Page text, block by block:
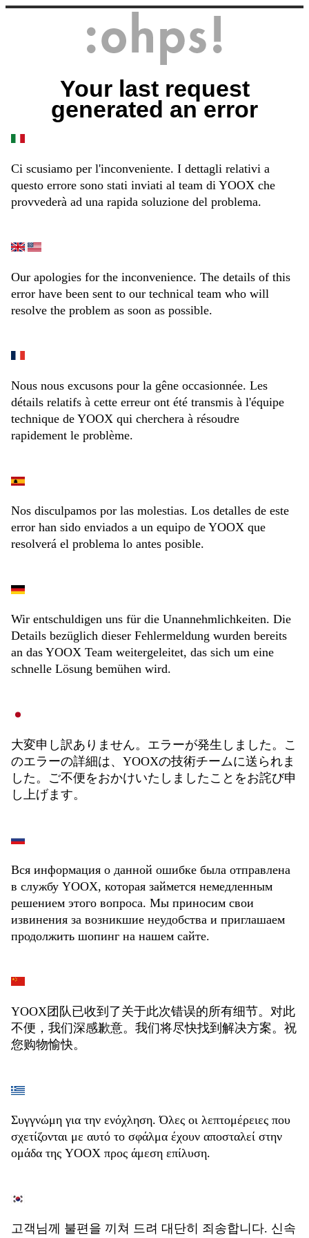
Your last request
generated an error
Ci scusiamo per l'inconveniente. I dettagli relativi a
questo errore sono stati inviati al team di YOOX che
provvederà ad una rapida soluzione del problema.
Our apologies for the inconvenience. The details of this
error have been sent to our technical team who will
resolve the problem as soon as possible.
Nous nous excusons pour la gêne occasionnée. Les
détails relatifs à cette erreur ont été transmis à l'équipe
technique de YOOX qui cherchera à résoudre
rapidement le problème.
Nos disculpamos por las molestias. Los detalles de este
error han sido enviados a un equipo de YOOX que
resolverá el problema lo antes posible.
Wir entschuldigen uns für die Unannehmlichkeiten. Die
Details bezüglich dieser Fehlermeldung wurden bereits
an das YOOX Team weitergeleitet, das sich um eine
schnelle Lösung bemühen wird.
大変申し訳ありません。エラーが発生しました。こ
のエラーの詳細は、YOOXの技術チームに送られま
した。ご不便をおかけいたしましたことをお詫び申
し上げます。
Вся информация о данной ошибке была отправлена
в службу YOOX, которая займется немедленным
решением этого вопроса. Мы приносим свои
извинения за возникшие неудобства и приглашаем
продолжить шопинг на нашем сайте.
YOOX团队已收到了关于此次错误的所有细节。对此
不便，我们深感歉意。我们将尽快找到解决方案。祝
您购物愉快。
Συγγνώμη για την ενόχληση. Όλες οι λεπτομέρειες που
σχετίζονται με αυτό το σφάλμα έχουν αποσταλεί στην
ομάδα της YOOX προς άμεση επίλυση.
고객님께 불편을 끼쳐 드려 대단히 죄송합니다. 신속